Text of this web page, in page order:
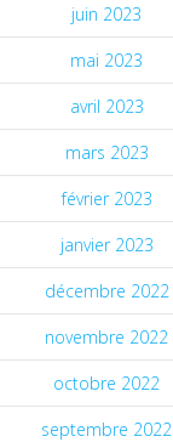
juin 2023
mai 2023
avril 2023
mars 2023
février 2023
janvier 2023
décembre 2022
novembre 2022
octobre 2022
septembre 2022